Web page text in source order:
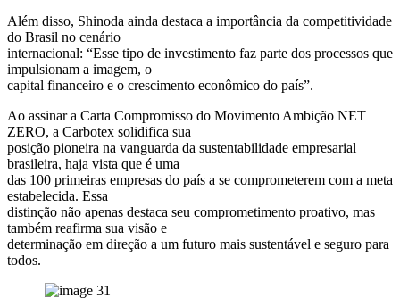
Além disso, Shinoda ainda destaca a importância da competitividade
do Brasil no cenário
internacional: “Esse tipo de investimento faz parte dos processos que
impulsionam a imagem, o
capital financeiro e o crescimento econômico do país”.
Ao assinar a Carta Compromisso do Movimento Ambição NET
ZERO, a Carbotex solidifica sua
posição pioneira na vanguarda da sustentabilidade empresarial
brasileira, haja vista que é uma
das 100 primeiras empresas do país a se comprometerem com a meta
estabelecida. Essa
distinção não apenas destaca seu comprometimento proativo, mas
também reafirma sua visão e
determinação em direção a um futuro mais sustentável e seguro para
todos.